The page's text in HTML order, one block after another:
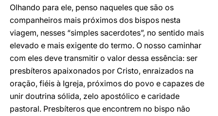
Olhando para ele, penso naqueles que são os
companheiros mais próximos dos bispos nesta
viagem, nesses “simples sacerdotes”, no sentido mais
elevado e mais exigente do termo. O nosso caminhar
com eles deve transmitir o valor dessa essência: ser
presbíteros apaixonados por Cristo, enraizados na
oração, fiéis à Igreja, próximos do povo e capazes de
unir doutrina sólida, zelo apostólico e caridade
pastoral. Presbíteros que encontrem no bispo não